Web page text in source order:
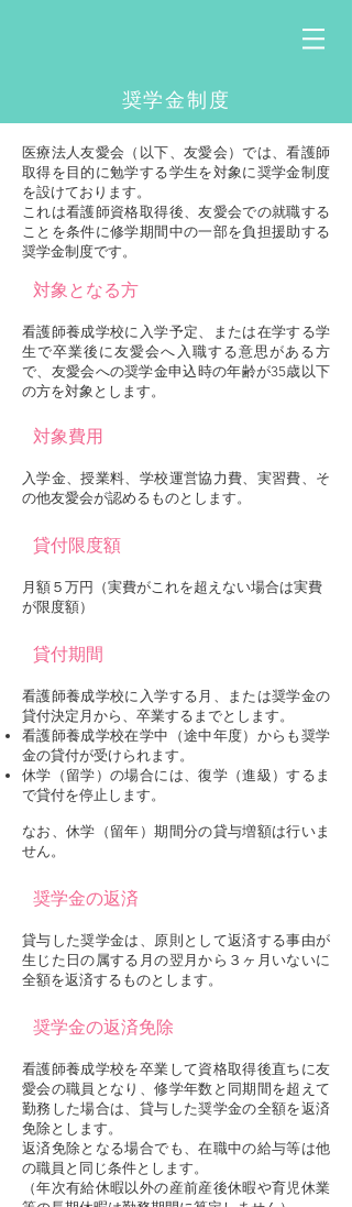
奨学金制度
医療法人友愛会（以下、友愛会）では、看護師
取得を目的に勉学する学生を対象に奨学金制度
を設けております。
これは看護師資格取得後、友愛会での就職する
ことを条件に修学期間中の一部を負担援助する
奨学金制度です。
対象となる方
看護師養成学校に入学予定、または在学する学
生で卒業後に友愛会へ入職する意思がある方
で、友愛会への奨学金申込時の年齢が35歳以下
の方を対象とします。
対象費用
入学金、授業料、学校運営協力費、実習費、そ
の他友愛会が認めるものとします。
貸付限度額
月額５万円（実費がこれを超えない場合は実費
が限度額）
貸付期間
看護師養成学校に入学する月、または奨学金の
貸付決定月から、卒業するまでとします。
看護師養成学校在学中（途中年度）からも奨学
金の貸付が受けられます。
休学（留学）の場合には、復学（進級）するま
で貸付を停止します。
なお、休学（留年）期間分の貸与増額は行いま
せん。
奨学金の返済
貸与した奨学金は、原則として返済する事由が
生じた日の属する月の翌月から３ヶ月いないに
全額を返済するものとします。
奨学金の返済免除
看護師養成学校を卒業して資格取得後直ちに友
愛会の職員となり、修学年数と同期間を超えて
勤務した場合は、貸与した奨学金の全額を返済
免除とします。
返済免除となる場合でも、在職中の給与等は他
の職員と同じ条件とします。
（年次有給休暇以外の産前産後休暇や育児休業